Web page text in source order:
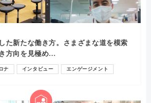
た新たな働き方。さまざまな道を模索
方向を見極め…
ナ インタビュー エンゲージメント